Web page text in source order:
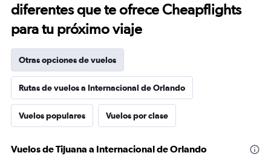
diferentes que te ofrece Cheapflights
para tu próximo viaje
Otras opciones de vuelos
Rutas de vuelos a Internacional de Orlando
Vuelos populares Vuelos por clase
Vuelos de Tijuana a Internacional de Orlando